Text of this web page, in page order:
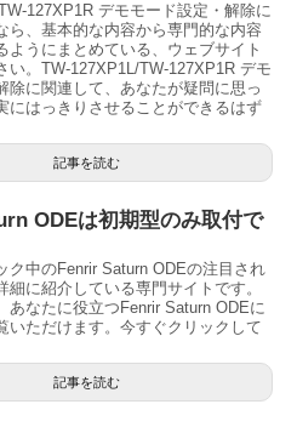
127XP1R デモモード設定・解除に
ら、基本的な内容から専門的な内容
ようにまとめている、ウェブサイト
い。TW-127XP1L/TW-127XP1R デモ
除に関連して、あなたが疑問に思っ
にはっきりさせることができるはず
記事を読む
ODEは初期型のみ取付で
ク中のFenrir Saturn ODEの注目され
細に紹介している専門サイトです。
あなたに役立つFenrir Saturn ODEに
いただけます。今すぐクリックして
記事を読む